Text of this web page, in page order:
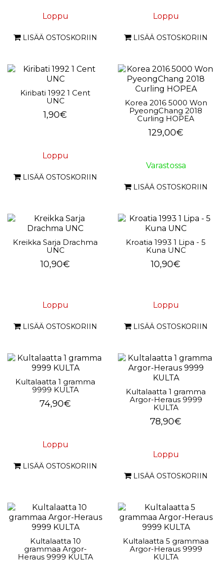
Loppu
LISÄÄ OSTOSKORIIN
Loppu
LISÄÄ OSTOSKORIIN
Kiribati 1992 1 Cent
UNC
1,90€
Loppu
LISÄÄ OSTOSKORIIN
Korea 2016 5000 Won
PyeongChang 2018
Curling HOPEA
129,00€
Varastossa
LISÄÄ OSTOSKORIIN
Kreikka Sarja Drachma
UNC
10,90€
Loppu
LISÄÄ OSTOSKORIIN
Kroatia 1993 1 Lipa - 5
Kuna UNC
10,90€
Loppu
LISÄÄ OSTOSKORIIN
Kultalaatta 1 gramma
9999 KULTA
74,90€
Loppu
LISÄÄ OSTOSKORIIN
Kultalaatta 1 gramma
Argor-Heraus 9999
KULTA
78,90€
Loppu
LISÄÄ OSTOSKORIIN
Kultalaatta 10
grammaa Argor-
Heraus 9999 KULTA
Kultalaatta 5 grammaa
Argor-Heraus 9999
KULTA